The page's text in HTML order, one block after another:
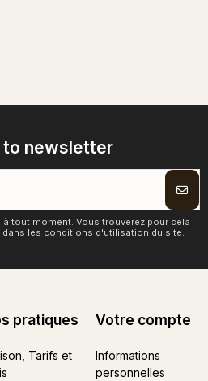
to newsletter
tout moment. Vous trouverez pour cela
les conditions d'utilisation du site.
pratiques
Tarifs et
Votre compte
Informations
personnelles